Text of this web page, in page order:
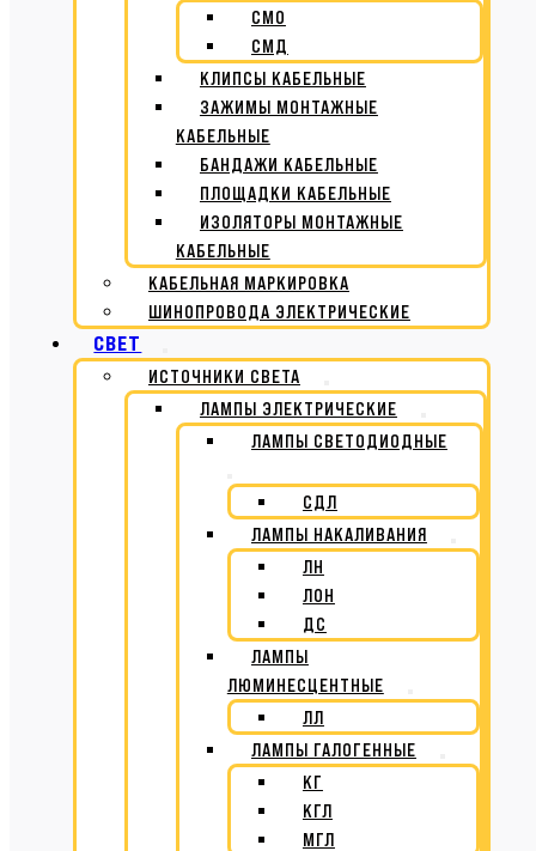
СМО
СМД
КЛИПСЫ КАБЕЛЬНЫЕ
ЗАЖИМЫ МОНТАЖНЫЕ
КАБЕЛЬНЫЕ
БАНДАЖИ КАБЕЛЬНЫЕ
ПЛОЩАДКИ КАБЕЛЬНЫЕ
ИЗОЛЯТОРЫ МОНТАЖНЫЕ
КАБЕЛЬНЫЕ
КАБЕЛЬНАЯ МАРКИРОВКА
ШИНОПРОВОДА ЭЛЕКТРИЧЕСКИЕ
СВЕТ
ИСТОЧНИКИ СВЕТА
ЛАМПЫ ЭЛЕКТРИЧЕСКИЕ
ЛАМПЫ СВЕТОДИОДНЫЕ
СДЛ
ЛАМПЫ НАКАЛИВАНИЯ
ЛН
ЛОН
ДС
ЛАМПЫ
ЛЮМИНЕСЦЕНТНЫЕ
ЛЛ
ЛАМПЫ ГАЛОГЕННЫЕ
КГ
КГЛ
МГЛ